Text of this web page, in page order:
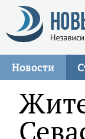
Новости